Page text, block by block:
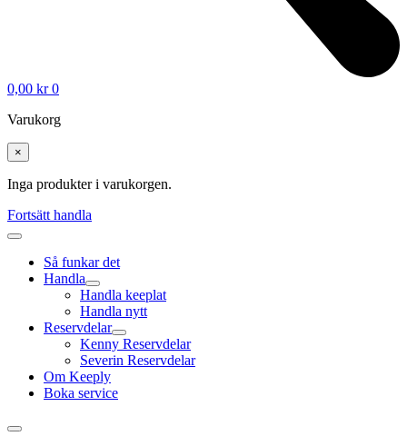
0,00 kr 0
Varukorg
×
Inga produkter i varukorgen.
Fortsätt handla
Så funkar det
Handla
Handla keeplat
Handla nytt
Reservdelar
Kenny Reservdelar
Severin Reservdelar
Om Keeply
Boka service